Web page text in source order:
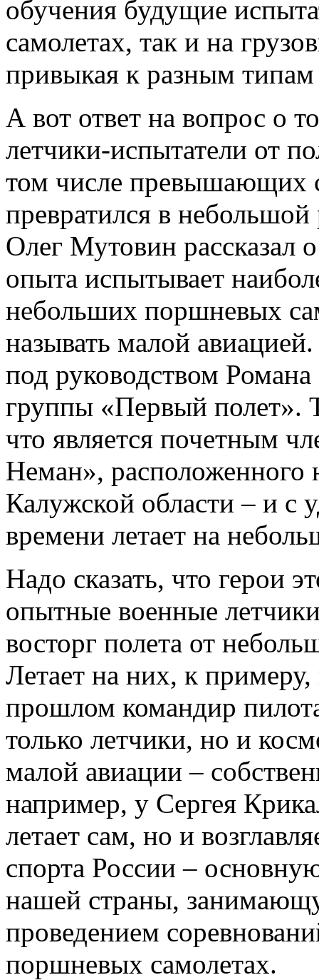
обучения будущие
самолетах, так и на
привыкая к разным
А вот ответ на вопрос о
летчики-испытатели от
том числе превышающих
превратился в
Олег Мутовин рассказал
опыта испытывает
небольших поршневых
называть малой
под руководством
группы «Первый полет».
что является почетным
Неман», расположенного
Калужской области – и с
времени летает на
Надо сказать, что герои
опытные военные
восторг полета от
Летает на них, к
прошлом командир
только летчики, но и
малой авиации –
например, у Сергея
летает сам, но и
спорта России –
нашей страны,
проведением
поршневых самолетах.